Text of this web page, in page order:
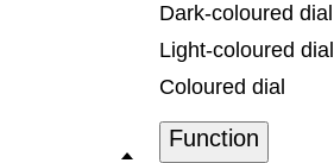
Dark-coloured dial
Light-coloured dial
Coloured dial
Function